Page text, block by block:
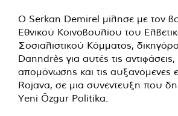
Ο Serkan Demirel μίλησε με τον
Εθνικού Κοινοβουλίου του
Σοσιαλιστικού Κόμματος,
Danndrès για αυτές τις αντιφάσεις,
απομόνωσης και τις αυξανόμενες
Rojava, σε μια συνέντευξη που
Yeni Özgur Politika.